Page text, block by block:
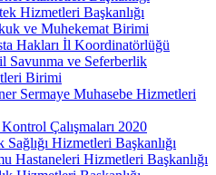
Hizmetleri Başkanlığı
ve Muhekemat Birimi
Hakları İl Koordinatörlüğü
Savunma ve Seferberlik
Birimi
Sermaye Muhasebe Hizmetleri
Çalışmaları 2020
Sağlığı Hizmetleri Başkanlığı
Hastaneleri Hizmetleri Başkanlığı